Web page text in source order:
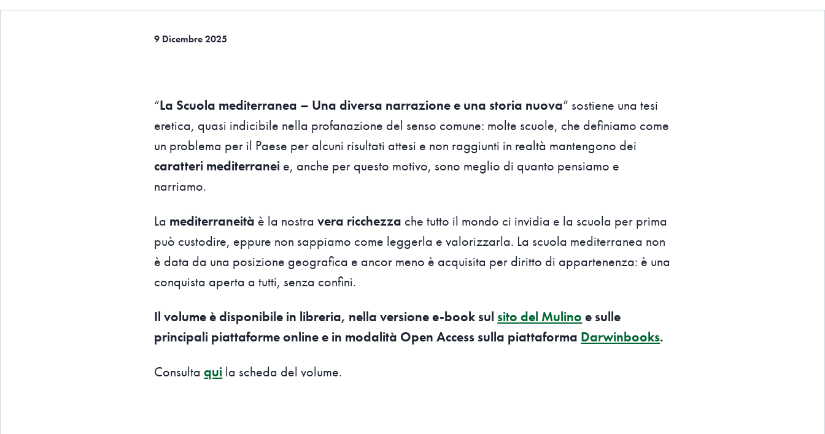
9 Dicembre 2025
“La Scuola mediterranea – Una diversa narrazione e una storia nuova” sostiene una tesi
eretica, quasi indicibile nella profanazione del senso comune: molte scuole, che definiamo come
un problema per il Paese per alcuni risultati attesi e non raggiunti in realtà mantengono dei
caratteri mediterranei e, anche per questo motivo, sono meglio di quanto pensiamo e
narriamo.
La mediterraneità è la nostravera ricchezza che tutto il mondo ci invidia e la scuola per prima
può custodire, eppure non sappiamo come leggerla e valorizzarla. La scuola mediterranea non
è data da una posizione geografica e ancor meno è acquisita per diritto di appartenenza: è una
conquista aperta a tutti, senza confini.
Il volume è disponibile in libreria, nella versione e-book sulsito del Mulino e sulle
principali piattaforme online e in modalità Open Access sulla piattaforma Darwinbooks.
Consultaqui la scheda del volume.